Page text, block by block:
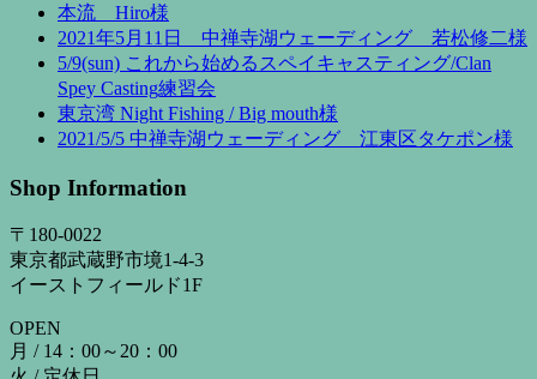
本流 Hiro様
2021年5月11日 中禅寺湖ウェーディング 若松修二様
5/9(sun) これから始めるスペイキャスティング/Clan
Spey Casting練習会
東京湾 Night Fishing / Big mouth様
2021/5/5 中禅寺湖ウェーディング 江東区タケポン様
Shop Information
〒180-0022
東京都武蔵野市境1-4-3
イーストフィールド1F
OPEN
月 / 14：00～20：00